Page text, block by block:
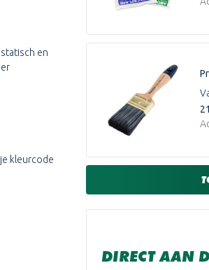
en
kleurcode
21
DIRECT AAN